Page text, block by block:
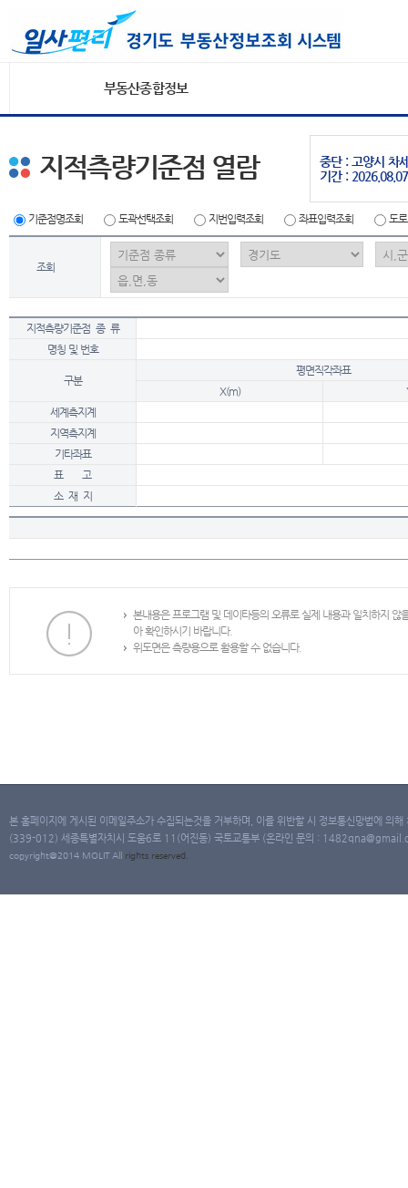
부동산종합정보
중단 : 고양시 차
기간 :
지적측량기준점 열람
기준점명조회 도곽선택조회 지번입력조회 좌표입력조회 도
조회
지적측량기준점 종 류
명칭 및 번호
구분
평면직각좌표
X(m)
세계측지계
지역측지계
기타좌표
표 고
소 재 지
본내용은 프로그램 및 데이타등의 오류로 실제 내용과 일치하지
아 확인하시기 바랍니다.
위도면은 측량용으로 활용할 수 없습니다.
본 홈페이지에 게시된 이메일주소가 수집되는것을 거부하며, 이를 위반할 시 정보통신망법에 의
(339-012) 세종특별자치시 도움6로 11(어진동) 국토교통부 (온라인 문의 :
copyright@2014 MOLIT All rights reserved.